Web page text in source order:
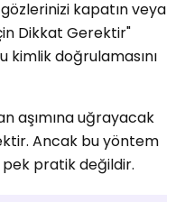
gözlerinizi kapatın veya
Dikkat Gerektir"
kimlik doğrulamasını
aşımına uğrayacak
Ancak bu yöntem
pratik değildir.